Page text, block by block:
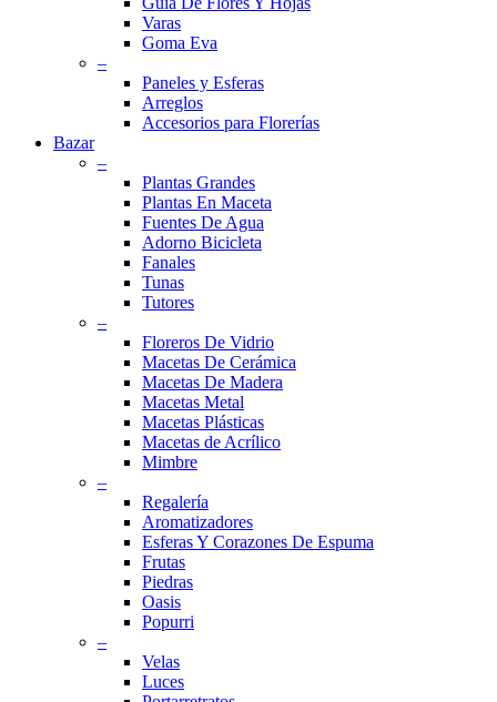
Varas
Goma Eva
–
Paneles y Esferas
Arreglos
Accesorios para Florerías
Bazar
–
Plantas Grandes
Plantas En Maceta
Fuentes De Agua
Adorno Bicicleta
Fanales
Tunas
Tutores
–
Floreros De Vidrio
Macetas De Cerámica
Macetas De Madera
Macetas Metal
Macetas Plásticas
Macetas de Acrílico
Mimbre
–
Regalería
Aromatizadores
Esferas Y Corazones De Espuma
Frutas
Piedras
Oasis
Popurri
–
Velas
Luces